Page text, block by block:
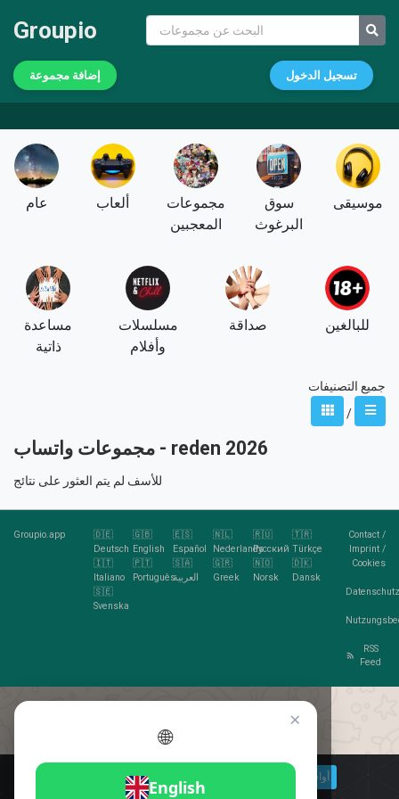
Groupio
إضافة مجموعة تسجيل الدخول
عام ألعاب
مجموعات
المعجبين
سوق
البرغوث
موسيقى
مساعدة
ذاتية
مسلسلات
وأفلام
صداقة للبالغين
جميع التصنيفات
/
مجموعات واتساب - reden 2026
للأسف لم يتم العثور على نتائج
Groupio.app
🇩🇪
Deutsch
🇬🇧
English
🇪🇸
Español
🇳🇱
Nederlands
🇷🇺
Русский
🇹🇷
Türkçe
🇮🇹
Italiano
🇵🇹
Português
🇸🇦
العربية
🇬🇷
Greek
🇳🇴
Norsk
🇩🇰
Dansk
🇸🇪
Svenska
Contact/
Imprint/
Cookies
RSS
Feed
مزيد من المعلومات أوافق
×
🌐
English